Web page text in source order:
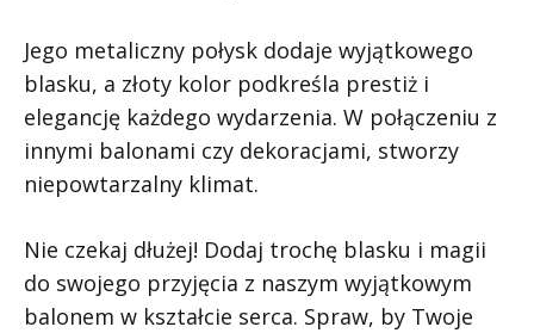
Jego metaliczny połysk dodaje wyjątkowego
blasku, a złoty kolor podkreśla prestiż i
elegancję każdego wydarzenia. W połączeniu z
innymi balonami czy dekoracjami, stworzy
niepowtarzalny klimat.
Nie czekaj dłużej! Dodaj trochę blasku i magii
do swojego przyjęcia z naszym wyjątkowym
balonem w kształcie serca. Spraw, by Twoje